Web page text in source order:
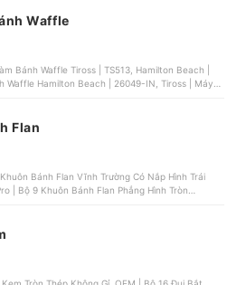
Waffle
Beach | 26049-IN, Tiross | Máy
Flan
| Bộ 9 Khuôn Bánh Flan Phẳng Hình Tròn